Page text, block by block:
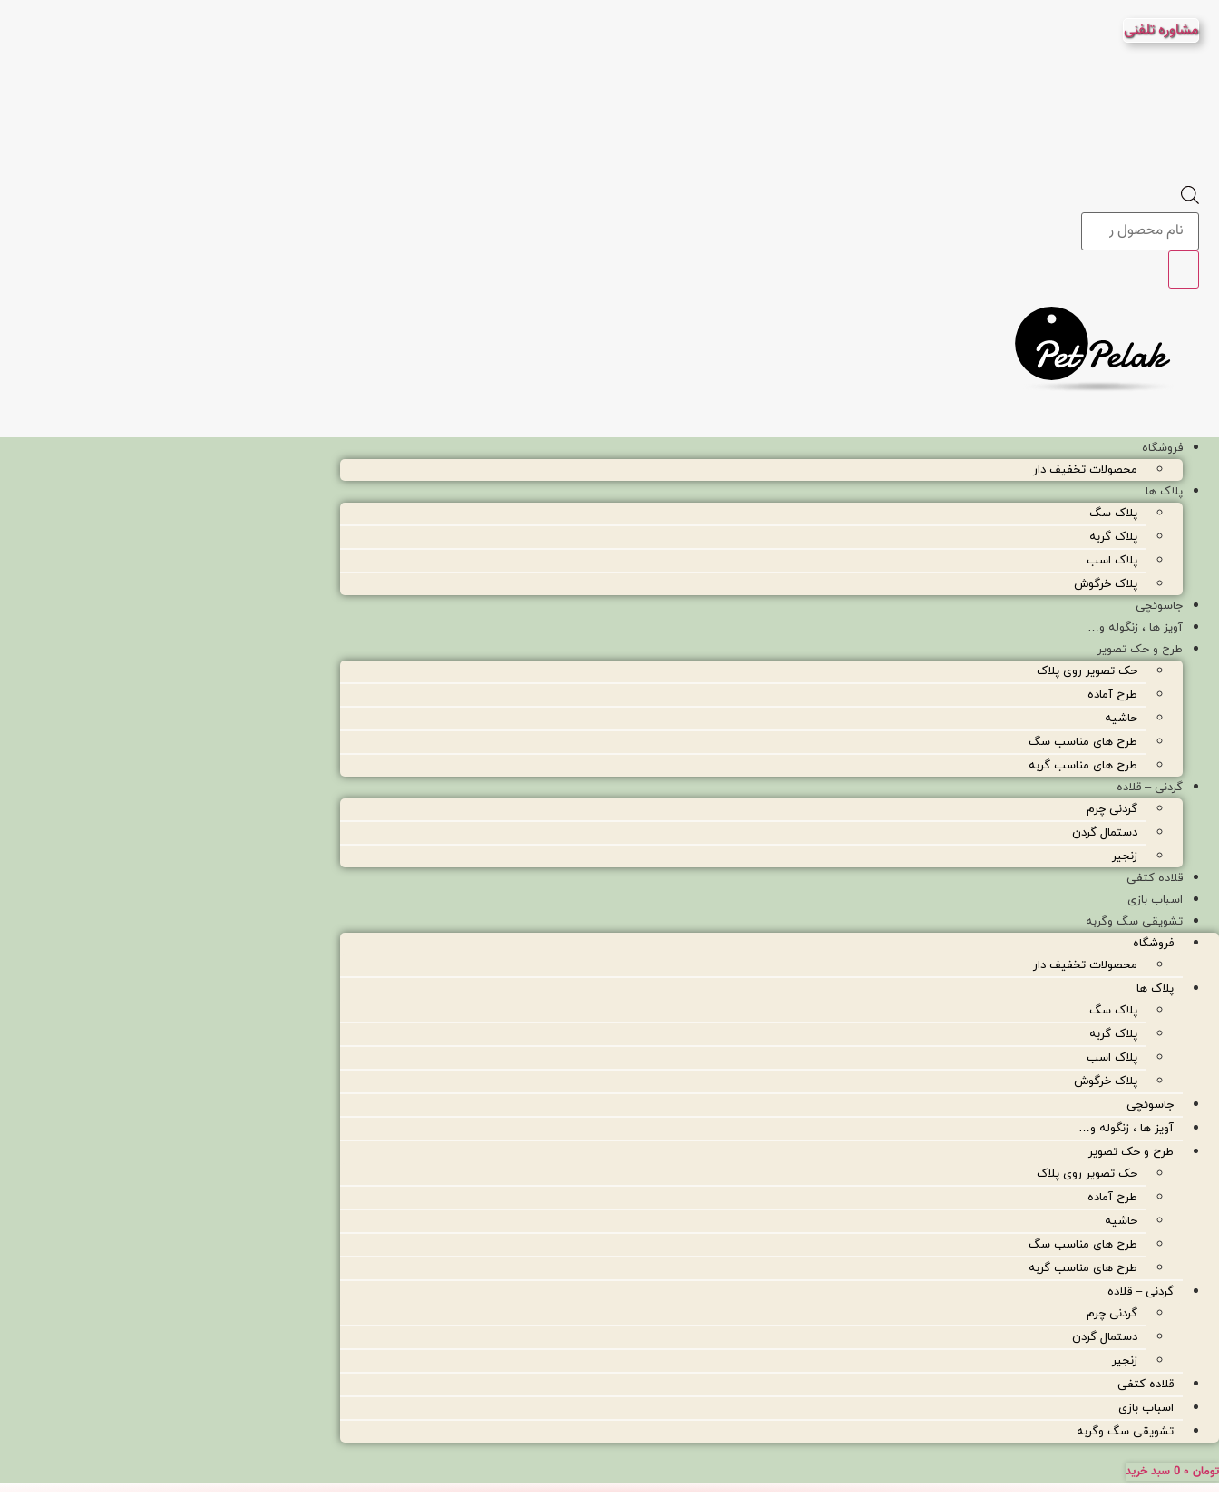
محتوا
مشاوره تلفنی
Products
search
فروشگاه
محصولات تخفیف دار
پلاک ها
پلاک سگ
پلاک گربه
پلاک اسب
پلاک خرگوش
جاسوئچی
آویز ها ، زنگوله و…
طرح و حک تصویر
حک تصویر روی پلاک
طرح آماده
حاشیه
طرح های مناسب سگ
طرح های مناسب گربه
گردنی – قلاده
گردنی چرم
دستمال گردن
زنجیر
قلاده کتفی
اسباب بازی
تشویقی سگ وگربه
فروشگاه
محصولات تخفیف دار
پلاک ها
پلاک سگ
پلاک گربه
پلاک اسب
پلاک خرگوش
جاسوئچی
آویز ها ، زنگوله و…
طرح و حک تصویر
حک تصویر روی پلاک
طرح آماده
حاشیه
طرح های مناسب سگ
طرح های مناسب گربه
گردنی – قلاده
گردنی چرم
دستمال گردن
زنجیر
قلاده کتفی
اسباب بازی
تشویقی سگ وگربه
تومان 0 سبد خرید